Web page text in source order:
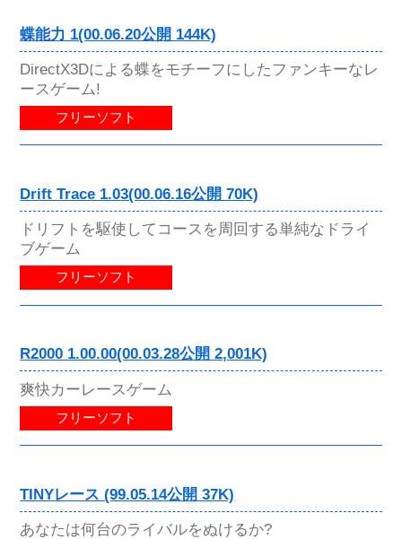
蝶能力 1(00.06.20公開 144K)
DirectX3Dによる蝶をモチーフにしたファンキーなレ
ースゲーム!
フリーソフト
Drift Trace 1.03(00.06.16公開 70K)
ドリフトを駆使してコースを周回する単純なドライ
ブゲーム
フリーソフト
R2000 1.00.00(00.03.28公開 2,001K)
爽快カーレースゲーム
フリーソフト
TINYレース (99.05.14公開 37K)
あなたは何台のライバルをぬけるか?